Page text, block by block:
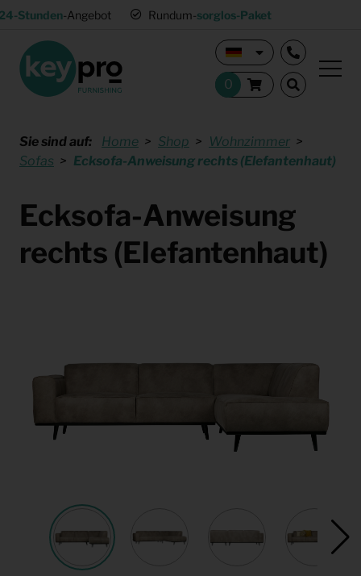
Stunden-Angebot Rundum-sorglos-Paket
Sie sind auf: Home Shop
Wohnzimmer
Sofas
Ecksofa-Anweisung rechts (Elefantenhaut)
Ecksofa-Anweisung
rechts (Elefantenhaut)